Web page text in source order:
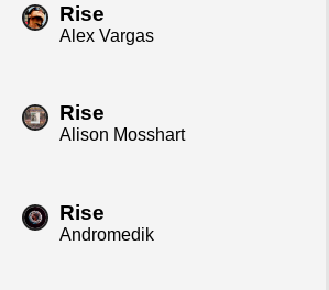
Rise
Alex Vargas
Rise
Alison Mosshart
Rise
Andromedik